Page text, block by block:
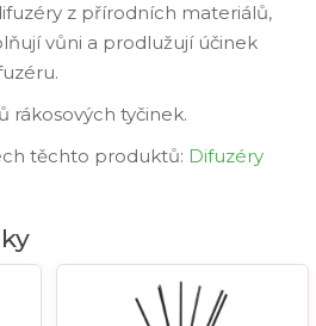
z přírodních materiálů,
vůni a prodlužují účinek
rákosových tyčinek.
těchto produktů: Difuzéry